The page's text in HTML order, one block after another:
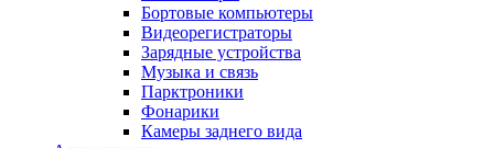
Бортовые компьютеры
Видеорегистраторы
Зарядные устройства
Музыка и связь
Парктроники
Фонарики
Камеры заднего вида